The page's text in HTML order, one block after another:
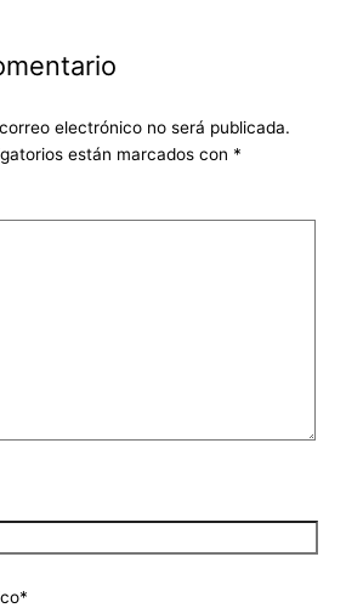
electrónico no será publicada.
están marcados con *